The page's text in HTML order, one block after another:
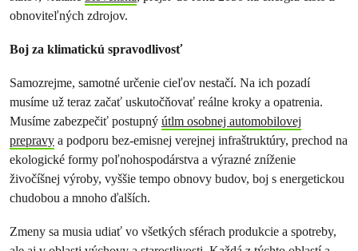
obnoviteľných zdrojov.
Boj za klimatickú spravodlivosť
Samozrejme, samotné určenie cieľov nestačí. Na ich pozadí
musíme už teraz začať uskutočňovať reálne kroky a opatrenia.
Musíme zabezpečiť postupný útlm osobnej automobilovej
prepravy a podporu bez-emisnej verejnej infraštruktúry, prechod na
ekologické formy poľnohospodárstva a výrazné zníženie
živočíšnej výroby, vyššie tempo obnovy budov, boj s energetickou
chudobou a mnoho ďalších.
Zmeny sa musia udiať vo všetkých sférach produkcie a spotreby,